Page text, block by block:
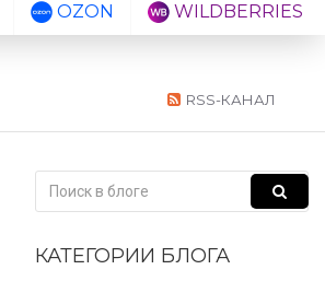
OZON WILDBERRIES
RSS-КАНАЛ
КАТЕГОРИИ БЛОГА